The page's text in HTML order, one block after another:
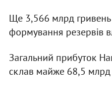
Ще 3,566 млрд гривень
формування резервів
Загальний прибуток
склав майже 68,5 млрд